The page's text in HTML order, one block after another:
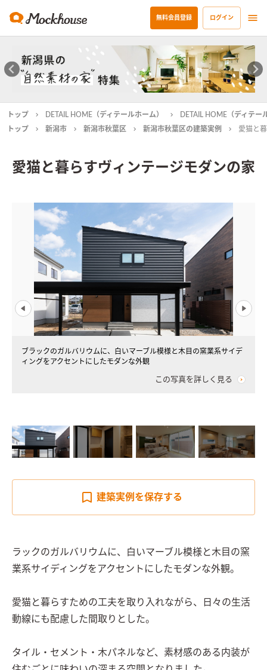
無料会員登録 ログイン
トップ DETAIL HOME（ディテールホーム）
DETAIL HOME（ディテ
トップ
新潟市 新潟市秋葉区 新潟市秋葉区の建築実例 愛猫と
愛猫と暮らすヴィンテージモダンの家
ブラックのガルバリウムに、白いマーブル模様と木目の窯業系サイデ
ィングをアクセントにしたモダンな外観
この写真を詳しく見る
建築実例を保存する
ラックのガルバリウムに、白いマーブル模様と木目の窯
業系サイディングをアクセントにしたモダンな外観。
愛猫と暮らすための工夫を取り入れながら、日々の生活
動線にも配慮した間取りとした。
タイル・セメント・木パネルなど、素材感のある内装が